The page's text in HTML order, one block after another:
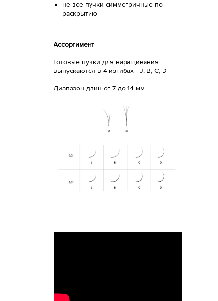
не все пучки симметричные по
раскрытию
Ассортимент
Готовые пучки для наращивания
выпускаются в 4 изгибах - J, B, C, D
Диапазон длин от 7 до 14 мм